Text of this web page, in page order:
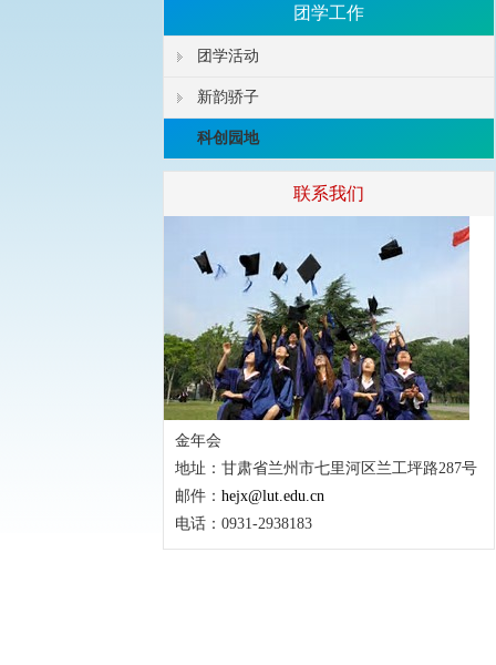
团学工作
团学活动
新韵骄子
科创园地
联系我们
金年会
地址：甘肃省兰州市七里河区兰工坪路287号
邮件： hejx@lut.edu.cn
电话：0931-2938183